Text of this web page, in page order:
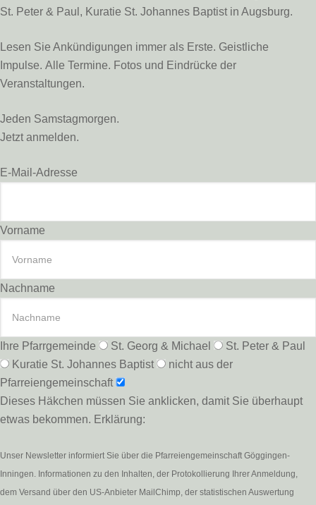
St. Peter & Paul, Kuratie St. Johannes Baptist in Augsburg.
Lesen Sie Ankündigungen immer als Erste. Geistliche
Impulse. Alle Termine. Fotos und Eindrücke der
Veranstaltungen.
Jeden Samstagmorgen.
Jetzt anmelden.
E-Mail-Adresse
Vorname
Nachname
Ihre Pfarrgemeinde St. Georg & Michael
St. Peter & Paul
Kuratie St. Johannes Baptist
nicht aus der
Pfarreiengemeinschaft
Dieses Häkchen müssen Sie anklicken, damit Sie überhaupt
etwas bekommen. Erklärung:
Unser Newsletter informiert Sie über die Pfarreiengemeinschaft Göggingen-
Inningen. Informationen zu den Inhalten, der Protokollierung Ihrer Anmeldung,
dem Versand über den US-Anbieter MailChimp, der statistischen Auswertung